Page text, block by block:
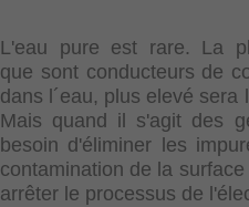
L'eau pure est rare. La
que sont conducteurs de
dans l´eau, plus elevé
Mais quand il s'agit des
besoin d'éliminer les
contamination de la
arrêter le processus de